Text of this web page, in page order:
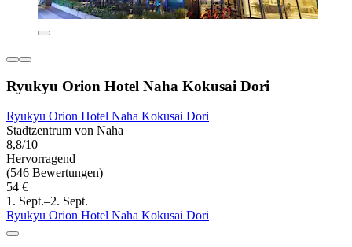
Ryukyu Orion Hotel Naha Kokusai Dori
Ryukyu Orion Hotel Naha Kokusai Dori
Stadtzentrum von Naha
8,8/10
Hervorragend
(546 Bewertungen)
54 €
1. Sept.–2. Sept.
Ryukyu Orion Hotel Naha Kokusai Dori